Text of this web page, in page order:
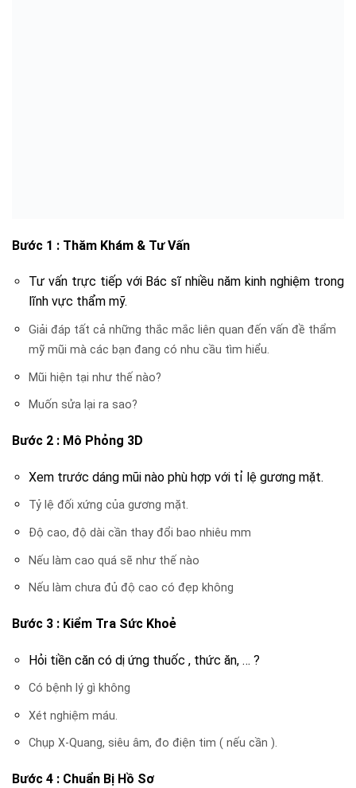
Bước 1 : Thăm Khám & Tư Vấn
Tư vấn trực tiếp với Bác sĩ nhiều năm kinh nghiệm trong
lĩnh vực thẩm mỹ.
Giải đáp tất cả những thắc mắc liên quan đến vấn đề thẩm
mỹ mũi mà các bạn đang có nhu cầu tìm hiểu.
Mũi hiện tại như thế nào?
Muốn sửa lại ra sao?
Bước 2 : Mô Phỏng 3D
Xem trước dáng mũi nào phù hợp với tỉ lệ gương mặt.
Tỷ lệ đối xứng của gương mặt.
Độ cao, độ dài cần thay đổi bao nhiêu mm
Nếu làm cao quá sẽ như thế nào
Nếu làm chưa đủ độ cao có đẹp không
Bước 3 : Kiểm Tra Sức Khoẻ
Hỏi tiền căn có dị ứng thuốc , thức ăn, … ?
Có bệnh lý gì không
Xét nghiệm máu.
Chụp X-Quang, siêu âm, đo điện tim ( nếu cần ).
Bước 4 : Chuẩn Bị Hồ Sơ